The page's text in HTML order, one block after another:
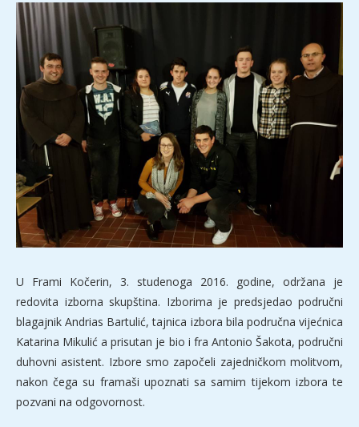
U Frami Kočerin, 3. studenoga 2016. godine, održana je
redovita izborna skupština. Izborima je predsjedao područni
blagajnik Andrias Bartulić, tajnica izbora bila područna vijećnica
Katarina Mikulić a prisutan je bio i fra Antonio Šakota, područni
duhovni asistent. Izbore smo započeli zajedničkom molitvom,
nakon čega su framaši upoznati sa samim tijekom izbora te
pozvani na odgovornost.